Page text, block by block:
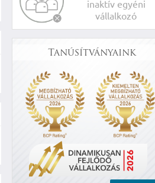
inaktív egyéni
vállalkozó
Tanúsítványaink